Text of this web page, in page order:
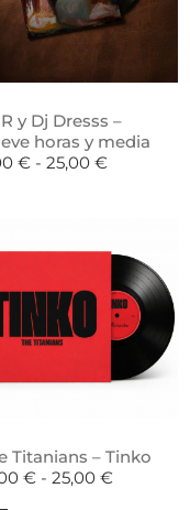
y Dj Dresss –
horas y media
€ - 25,00 €
Titanians – Tinko
€ - 25,00 €